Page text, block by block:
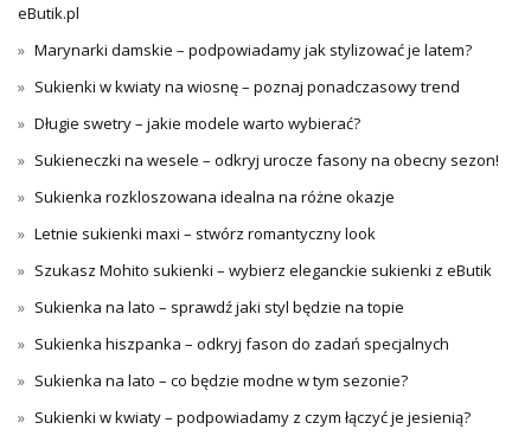
eButik.pl
Marynarki damskie – podpowiadamy jak stylizować je latem?
Sukienki w kwiaty na wiosnę – poznaj ponadczasowy trend
Długie swetry – jakie modele warto wybierać?
Sukieneczki na wesele – odkryj urocze fasony na obecny sezon!
Sukienka rozkloszowana idealna na różne okazje
Letnie sukienki maxi – stwórz romantyczny look
Szukasz Mohito sukienki – wybierz eleganckie sukienki z eButik
Sukienka na lato – sprawdź jaki styl będzie na topie
Sukienka hiszpanka – odkryj fason do zadań specjalnych
Sukienka na lato – co będzie modne w tym sezonie?
Sukienki w kwiaty – podpowiadamy z czym łączyć je jesienią?